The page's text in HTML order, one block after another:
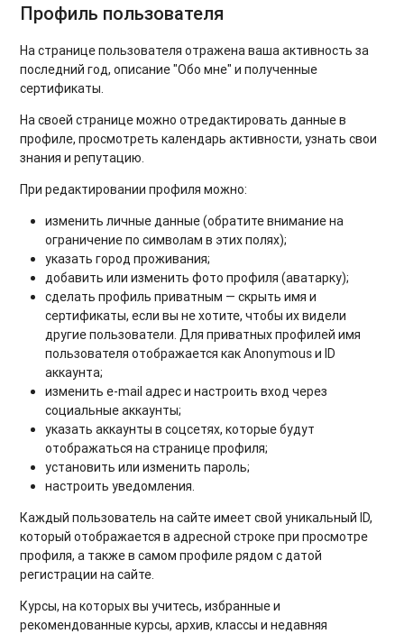
Профиль пользователя
На странице пользователя отражена ваша активность за
последний год, описание "Обо мне" и полученные
сертификаты.
На своей странице можно отредактировать данные в
профиле, просмотреть календарь активности, узнать свои
знания и репутацию.
При редактировании профиля можно:
изменить личные данные (обратите внимание на
ограничение по символам в этих полях);
указать город проживания;
добавить или изменить фото профиля (аватарку);
сделать профиль приватным — скрыть имя и
сертификаты, если вы не хотите, чтобы их видели
другие пользователи. Для приватных профилей имя
пользователя отображается как Anonymous и ID
аккаунта;
изменить e-mail адрес и настроить вход через
социальные аккаунты;
указать аккаунты в соцсетях, которые будут
отображаться на странице профиля;
установить или изменить пароль;
настроить уведомления.
Каждый пользователь на сайте имеет свой уникальный ID,
который отображается в адресной строке при просмотре
профиля, а также в самом профиле рядом с датой
регистрации на сайте.
Курсы, на которых вы учитесь, избранные и
рекомендованные курсы, архив, классы и недавняя